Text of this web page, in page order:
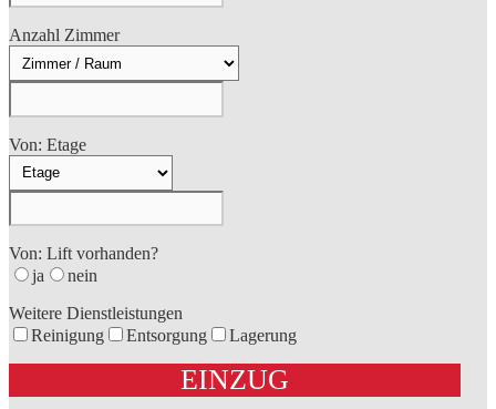
Anzahl Zimmer
Von: Etage
Von: Lift vorhanden?
ja
nein
Weitere Dienstleistungen
Reinigung
Entsorgung Lagerung
EINZUG